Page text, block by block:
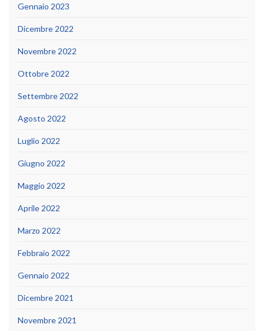
Gennaio 2023
Dicembre 2022
Novembre 2022
Ottobre 2022
Settembre 2022
Agosto 2022
Luglio 2022
Giugno 2022
Maggio 2022
Aprile 2022
Marzo 2022
Febbraio 2022
Gennaio 2022
Dicembre 2021
Novembre 2021